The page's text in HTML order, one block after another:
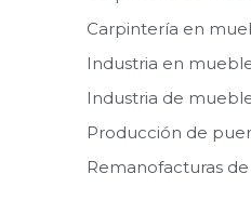
Carpintería en
Industria en
Industria de
Producción de
Remanofacturas